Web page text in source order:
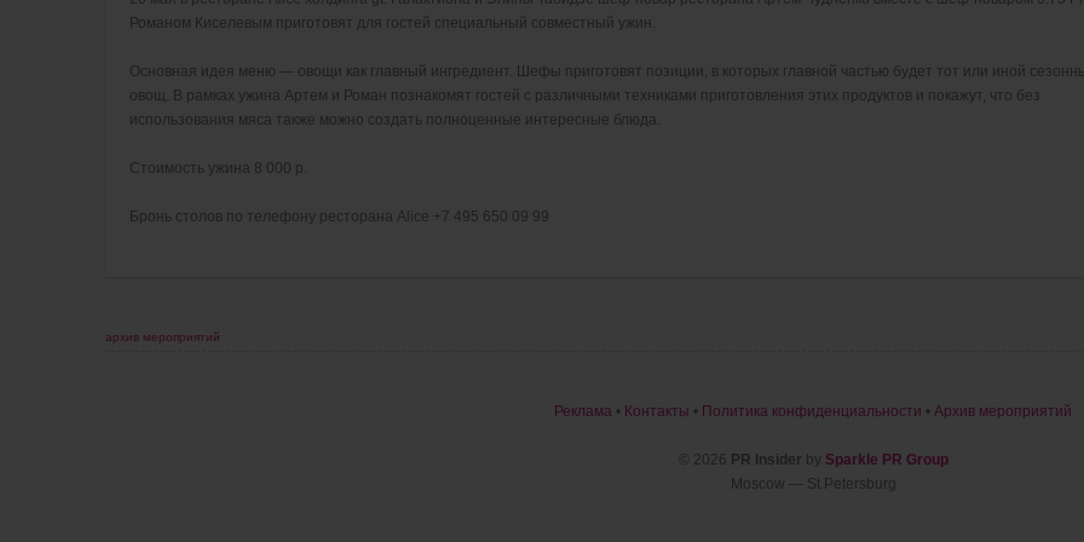
Романом Киселевым приготовят для гостей специальный совместный ужин.
Основная идея меню — овощи как главный ингредиент. Шефы приготовят позиции, в которых главной частью будет тот или иной
овощ. В рамках ужина Артем и Роман познакомят гостей с различными техниками приготовления этих продуктов и покажут, что без
использования мяса также можно создать полноценные интересные блюда.
Стоимость ужина 8 000 р.
Бронь столов по телефону ресторана Alice +7 495 650 09 99
архив мероприятий
Реклама • Контакты • Политика конфиденциальности • Архив мероприятий
© 2026 PR Insider by Sparkle PR Group
Moscow — St.Petersburg